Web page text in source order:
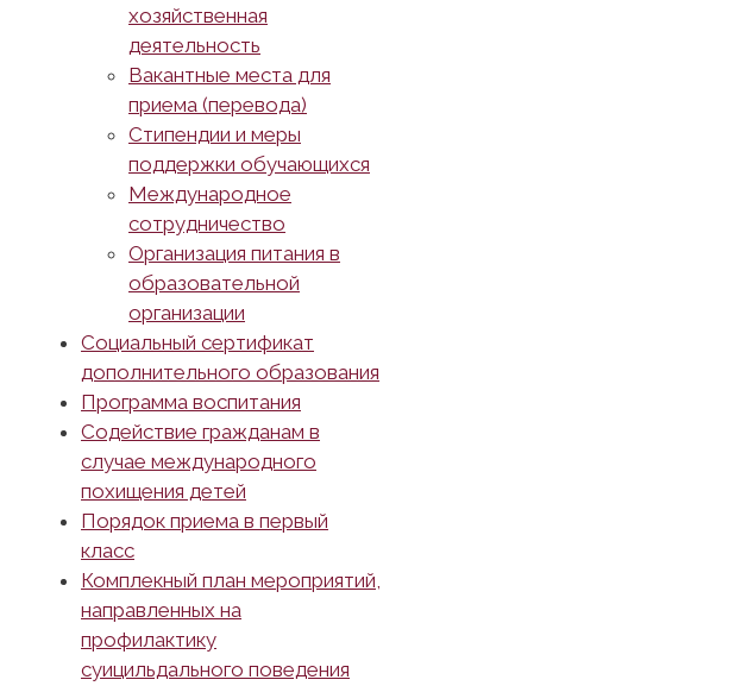
хозяйственная
деятельность
Вакантные места для
приема (перевода)
Стипендии и меры
поддержки обучающихся
Международное
сотрудничество
Организация питания в
образовательной
организации
Социальный сертификат
дополнительного образования
Программа воспитания
Содействие гражданам в
случае международного
похищения детей
Порядок приема в первый
класс
Комплекный план мероприятий,
направленных на
профилактику
суицильдального поведения